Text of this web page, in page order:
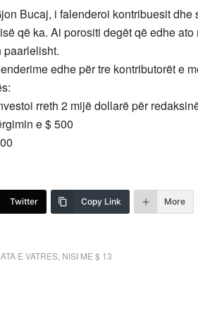
Bucaj, i falenderoi kontribuesit
që ka. Ai porositi degët që edhe
paarlelisht.
edhe për tre kontributorët e
rreth 2 mijë dollarë për
e $ 500
Twitter Copy Link More
E VATRES NISI ME $ 13